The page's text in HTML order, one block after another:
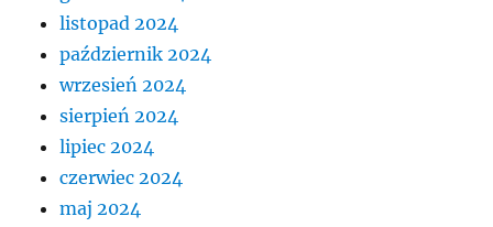
listopad 2024
październik 2024
wrzesień 2024
sierpień 2024
lipiec 2024
czerwiec 2024
maj 2024